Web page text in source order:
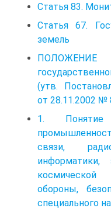
Статья 83.
Статья 67.
земель
(утв.
от 28.11.2002 №
1.
связи,
информатики,
обороны,
специального